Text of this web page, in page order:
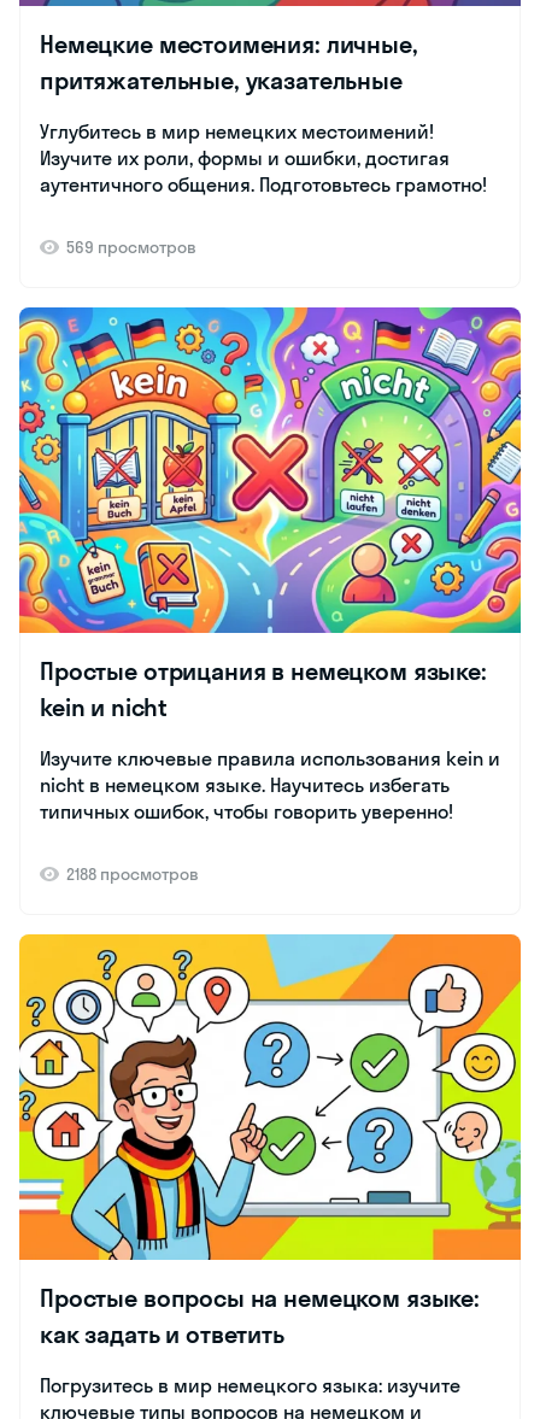
Немецкие местоимения: личные,
притяжательные, указательные
Углубитесь в мир немецких местоимений!
Изучите их роли, формы и ошибки, достигая
аутентичного общения. Подготовьтесь грамотно!
569 просмотров
Простые отрицания в немецком языке:
kein и nicht
Изучите ключевые правила использования kein и
nicht в немецком языке. Научитесь избегать
типичных ошибок, чтобы говорить уверенно!
2188 просмотров
Простые вопросы на немецком языке:
как задать и ответить
Погрузитесь в мир немецкого языка: изучите
ключевые типы вопросов на немецком и